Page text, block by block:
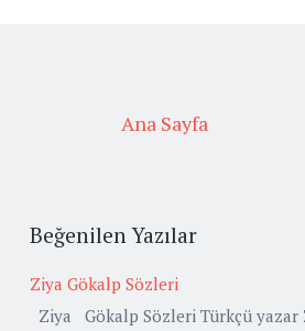
Ana Sayfa
Beğenilen Yazılar
Ziya Gökalp Sözleri
Ziya Gökalp Sözleri Türkçü yazar